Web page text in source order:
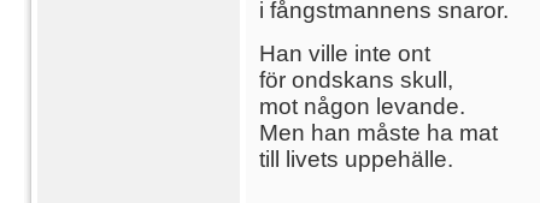
i fångstmannens snaror.
Han ville inte ont
för ondskans skull,
mot någon levande.
Men han måste ha mat
till livets uppehälle.